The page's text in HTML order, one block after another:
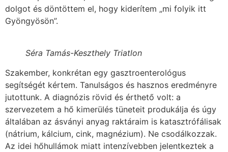
dolgot és döntöttem el, hogy kiderítem „mi folyik itt
Gyöngyösön”.
Séra Tamás-Keszthely Triatlon
Szakember, konkrétan egy gasztroenterológus
segítségét kértem. Tanulságos és hasznos eredményre
jutottunk. A diagnózis rövid és érthető volt: a
szervezetem a hő kimerülés tüneteit produkálja és úgy
általában az ásványi anyag raktáraim is katasztrófálisak
(nátrium, kálcium, cink, magnézium). Ne csodálkozzak.
Az idei hőhullámok miatt intenzívebben jelentkeztek a